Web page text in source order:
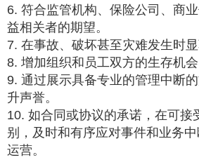
6. 符合监管机构、保险公司、商
益相关者的期望。
7. 在事故、破坏甚至灾难发生时显
8. 增加组织和员工双方的生存机会
9. 通过展示具备专业的管理中断
升声誉。
10. 如合同或协议的承诺，在可接
别，及时和有序应对事件和业务
运营。